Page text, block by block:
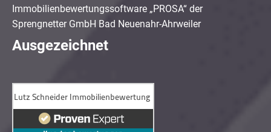
Immobilienbewertungssoftware „PROSA“ der
Sprengnetter GmbH Bad Neuenahr-Ahrweiler
Ausgezeichnet